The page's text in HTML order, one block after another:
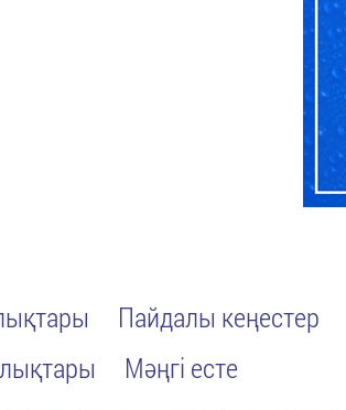
Пайдалы кеңестер
Мәңгі есте